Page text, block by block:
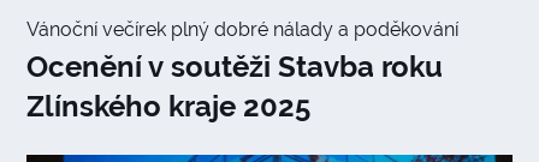
Vánoční večírek plný dobré nálady a poděkování
Ocenění v soutěži Stavba roku
Zlínského kraje 2025